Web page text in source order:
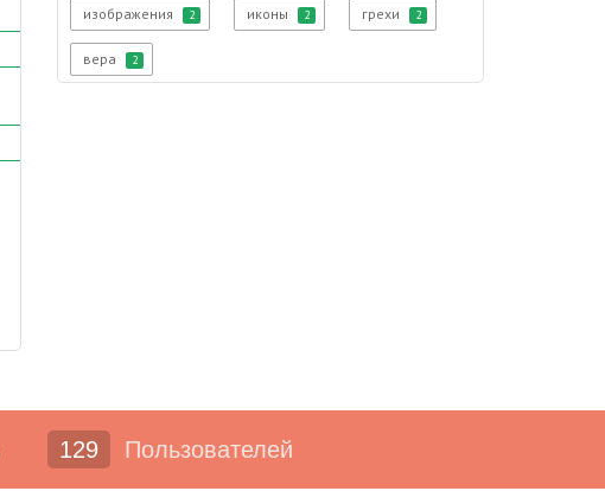
изображения 2 иконы 2 грехи 2
вера 2
129 Пользователей